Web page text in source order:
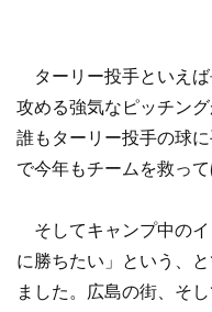
ターリー投手といえば
攻める強気なピッチン
誰もターリー投手の球
で今年もチームを救って
そしてキャンプ中のイ
に勝ちたい」という、
ました。広島の街、そ